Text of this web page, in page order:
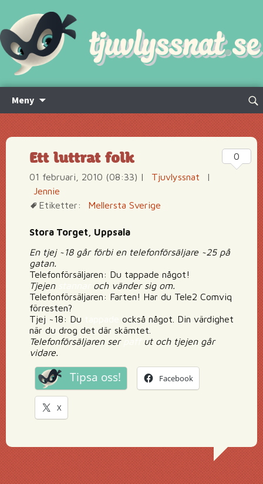
Meny
innehåll
Sök
Ett luttrat folk
01 februari, 2010 (08:33) | Tjuvlyssnat
|
Jennie
Etiketter:
Mellersta Sverige
Stora Torget, Uppsala
En tjej ~18 går förbi en telefonförsäljare ~25 på
gatan.
Telefonförsäljaren: Du tappade något!
Tjejen
och vänder sig om.
Telefonförsäljaren: Farten! Har du Tele2 Comviq
förresten?
Tjej ~18: Du
också något. Din värdighet
när du drog det där skämtet.
Telefonförsäljaren ser
ut och tjejen går
vidare.
Tipsa oss! Facebook
X
0